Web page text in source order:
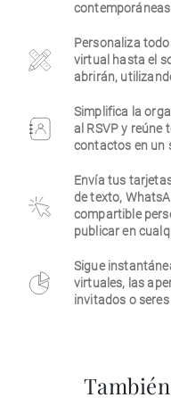
Personaliza
virtual hasta el
abrirán,
Simplifica la
al RSVP y reúne
contactos en un
Envía tus
de texto,
compartible
publicar en
Sigue
virtuales, las
invitados o